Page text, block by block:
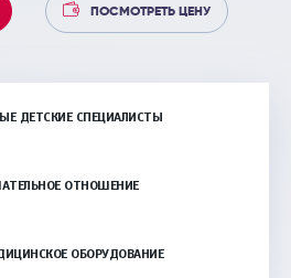
ПОСМОТРЕТЬ ЦЕНУ
ДЕТСКИЕ СПЕЦИАЛИСТЫ
ОТНОШЕНИЕ
ОБОРУДОВАНИЕ